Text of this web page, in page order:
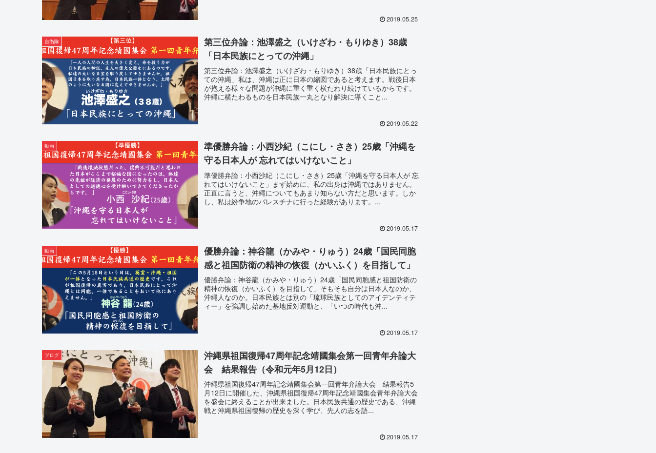
2019.05.25
自衛隊
第三位弁論：池澤盛之（いけざわ・もりゆき）38歳
「日本民族にとっての沖縄」
第三位弁論：池澤盛之（いけざわ・もりゆき）38歳「日本民族にとっ
ての沖縄」私は、沖縄は正に日本の縮図であると考えます。戦後日本
が抱える様々な問題が沖縄に重く重く横たわり続けているからです。
沖縄に横たわるものを日本民族一丸となり解決に導くこと...
2019.05.22
動画
準優勝弁論：小西沙紀（こにし・さき）25歳「沖縄を
守る日本人が 忘れてはいけないこと」
準優勝弁論：小西沙紀（こにし・さき）25歳「沖縄を守る日本人が 忘
れてはいけないこと」まず始めに、私の出身は沖縄ではありません。
正直に言うと、沖縄についてもあまり知らない方だと思います。しか
し、私は紛争地のパレスチナに行った経験があります。...
2019.05.17
動画
優勝弁論：神谷龍（かみや・りゅう）24歳「国民同胞
感と祖国防衛の精神の恢復（かいふく）を目指して」
優勝弁論：神谷龍（かみや・りゅう）24歳「国民同胞感と祖国防衛の
精神の恢復（かいふく）を目指して」そもそも自分は日本人なのか、
沖縄人なのか。日本民族とは別の「琉球民族としてのアイデンティテ
ィー」を強調し始めた基地反対運動と、「いつの時代も沖...
2019.05.17
ブログ
沖縄県祖国復帰47周年記念靖國集会第一回青年弁論大
会 結果報告（令和元年5月12日）
沖縄県祖国復帰47周年記念靖國集会第一回青年弁論大会 結果報告5
月12日に開催した、沖縄県祖国復帰47周年記念靖國集会青年弁論大会
を盛会に終えることが出来ました。日本民族共通の歴史である、沖縄
戦と沖縄県祖国復帰の歴史を深く学び、先人の志を語...
2019.05.17